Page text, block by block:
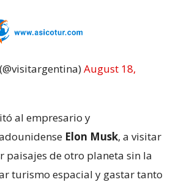
August 18,
al empresario y
Elon Musk, a visitar
paisajes de otro planeta sin la
turismo espacial y gastar tanto